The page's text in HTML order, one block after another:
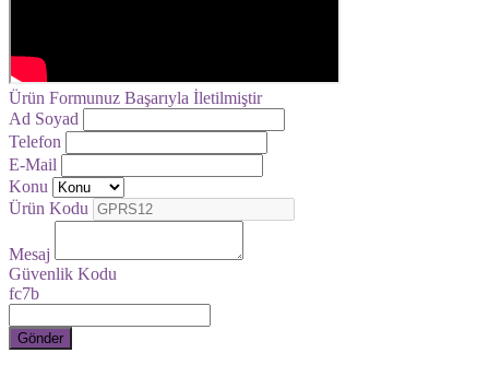
Ürün Formunuz Başarıyla İletilmiştir
Ad Soyad
Telefon
E-Mail
Konu
Ürün Kodu
Mesaj
Güvenlik Kodu
fc7b
Gönder